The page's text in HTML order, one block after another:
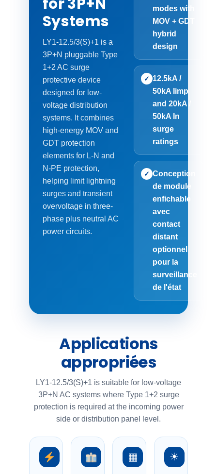
Systems
LY1-12.5/3(S)+1 is a
3P+N pluggable Type
1+2 AC surge
protective device
designed for low-
voltage distribution
systems. It combines
high-energy MOV and
GDT protection
elements for L-N and
N-PE protection,
helping limit lightning
surges and transient
overvoltage in three-
phase plus neutral AC
power circuits.
modes with
MOV + GDT
hybrid
design
✓ 12.5kA /
50kA Iimp
and 20kA /
50kA In
surge
ratings
✓ Conception
de module
enfichable
avec
contact
distant
optionnel
pour la
surveillance
de l'état
Applications
appropriées
LY1-12.5/3(S)+1 is suitable for low-voltage
3P+N AC systems where Type 1+2 surge
protection is required at the incoming power
side or distribution panel level.
▦ ☀